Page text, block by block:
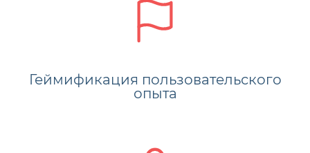
Геймификация пользовательского
опыта